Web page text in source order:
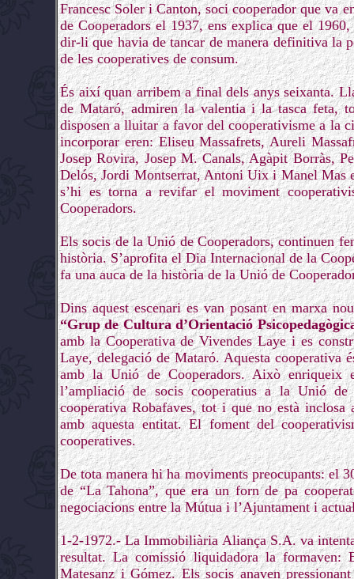
Francesc Soler i Canton, soci cooperador que va
de Cooperadors el 1937, ens explica que el
dir-li que havia de tancar de manera definitiva la
de les cooperatives de consum.
És així quan arribem a final dels anys seixanta.
de Mataró, admiren la valentia i la tasca feta,
disposen a lluitar a favor del cooperativisme a la
incorporar eren: Eliseu Massafrets, Aureli
Josep Rovira, Josep M. Canals, Agàpit Borràs,
Delós, Jordi Montserrat, Antoni Uix i Manel Mas
s’hi es torna a revifar el moviment
Cooperadors.
Els socis de la Unió de Cooperadors, continuen
història. S’aprofita el Dia Internacional de la
fa una auca de la història de la Unió de
Dins aquest escenari es van posant en marxa
“Grup de Cultura d’Orientació
amb la Cooperativa de Vivendes Laye i es
Laye, delegació de Mataró. Aquesta cooperativa
amb la Unió de Cooperadors. Això
l’ampliació de socis cooperatius a la Unió
cooperativa Robafaves, tot i que no està
amb aquesta entitat. El foment del
cooperatives.
De tota manera hi ha moviments preocupants: el
de “La Tahona”, que era un forn de pa
negociacions entre la Mútua i l’Ajuntament i
1-2-1972.- La Immobiliària Aliança S.A. va
resultat. La comissió liquidadora la
Matesanz i Gómez. Els socis anaven